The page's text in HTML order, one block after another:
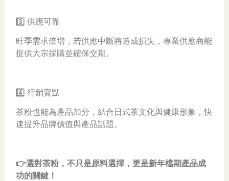
3️⃣ 供應可靠
旺季需求倍增，若供應中斷將造成損失，專業供應商能
提供大宗採購並確保交期。
4️⃣ 行銷賣點
茶粉也能為產品加分，結合日式茶文化與健康形象，快
速提升品牌價值與產品話題。
👉選對茶粉，不只是原料選擇，更是新年檔期產品成
功的關鍵！